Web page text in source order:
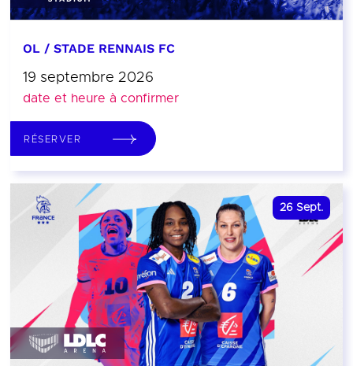
OL / STADE RENNAIS FC
19 septembre 2026
date et heure à confirmer
RÉSERVER
26 Sept.